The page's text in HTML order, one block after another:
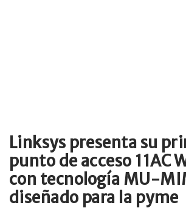
Linksys presenta su
punto de acceso 11AC
con tecnología MU-
diseñado para la pyme